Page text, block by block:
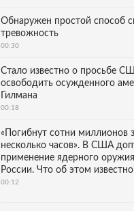
Обнаружен простой способ
тревожность
00:30
Стало известно о просьбе
освободить осужденного
Гилмана
00:18
«Погибнут сотни миллионов
несколько часов». В США
применение ядерного
России. Что об этом
00:12